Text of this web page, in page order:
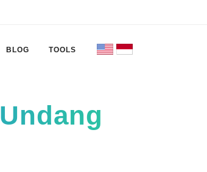
BLOG TOOLS